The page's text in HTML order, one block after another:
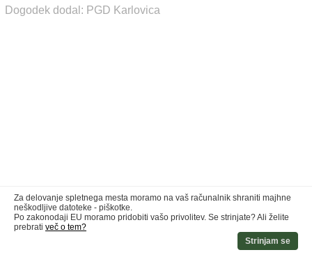
Dogodek dodal: PGD Karlovica
Za delovanje spletnega mesta moramo na vaš računalnik shraniti majhne
neškodljive datoteke - piškotke.
Po zakonodaji EU moramo pridobiti vašo privolitev. Se strinjate? Ali želite
prebrati več o tem?
Strinjam se